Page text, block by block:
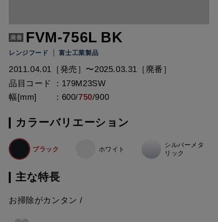
FVM-756L BK
レンジフード 富士工業製品
2011.04.01［発売］〜2025.03.31［廃番］
品目コード
179M23SW
幅[mm]
600/750/900
カラーバリエーション
ブラック ホワイト
シルバーメタ
リック
主な特長
お掃除がカンタン